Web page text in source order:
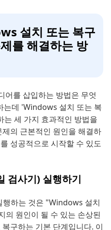
설치 또는 복구
를 해결하는 방
를 삽입하는 방법은 무엇
는데 'Windows 설치 또는 복
는 세 가지 효과적인 방법을
의 근본적인 원인을 해결하
성공적으로 시작할 수 있도
검사기) 실행하기
행하는 것은 "Windows 설치
의 원인이 될 수 있는 손상된
구하는 기본 단계입니다. 이